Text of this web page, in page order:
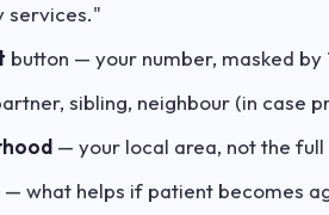
services."
button — your number, masked by
sibling, neighbour (in case
— your local area, not the full
— what helps if patient becomes